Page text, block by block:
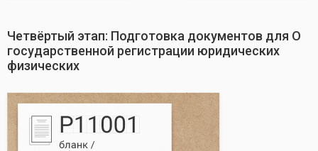
Четвёртый этап: Подготовка документов для О
государственной регистрации юридических
физических